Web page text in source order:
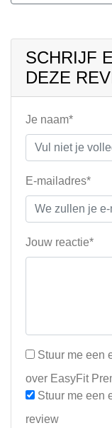
SCHRIJF
DEZE
Je naam*
E-mailadres*
Jouw reactie*
Stuur me een
over EasyFit
Stuur me een
review